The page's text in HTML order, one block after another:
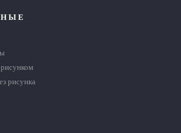
рисунка